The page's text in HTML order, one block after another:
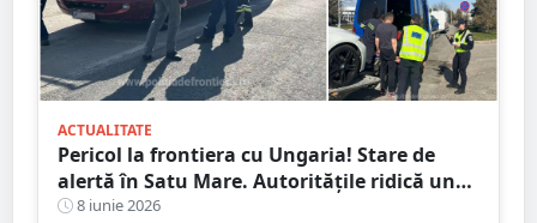
ACTUALITATE
Pericol la frontiera cu Ungaria! Stare de
alertă în Satu Mare. Autoritățile ridică un
„zid biologic”, măsuri severe au fost luate
8 iunie 2026